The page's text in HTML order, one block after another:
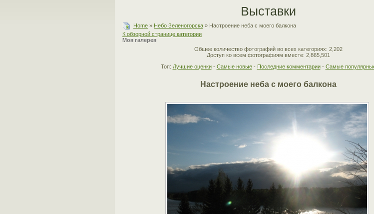
Выставки
Home » Небо Зеленогорска » Настроение неба с моего балкона
К обзорной странице категории
Моя галерея
Общее количество фотографий во всех категориях: 2,202
Доступ ко всем фотографиям вместе: 2,865,501
Топ: Лучшие оценки- Самые новые- Последние комментарии- Самые
Настроение неба с моего балкона